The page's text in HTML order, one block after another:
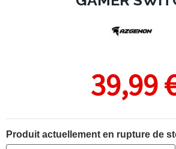
39,99
Produit actuellement en rupture de